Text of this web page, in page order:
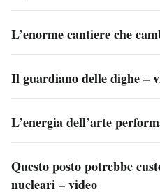
L’enorme cantiere che
Il guardiano delle dighe –
L’energia dell’arte
Questo posto potrebbe
nucleari – video